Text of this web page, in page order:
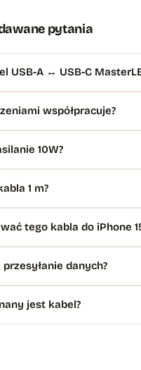
pytania
USB-A ↔ USB-C
współpracuje?
10W?
1 m?
tego kabla do iPhone
przesyłanie danych?
jest kabel?